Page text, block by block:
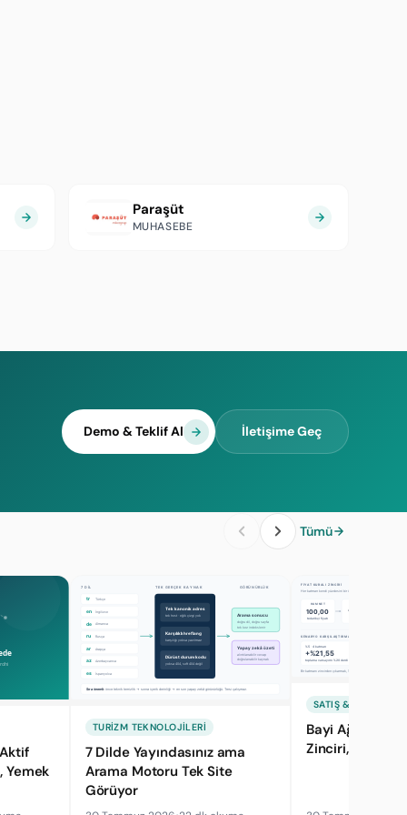
Paraşüt
MUHASEBE
Demo & Teklif Al İletişime Geç
Tümü
Yemek
TURIZM TEKNOLOJILERI
7 Dilde Yayındasınız ama
Arama Motoru Tek Site
Görüyor
SATIŞ &
Bayi Ağı
Zinciri,